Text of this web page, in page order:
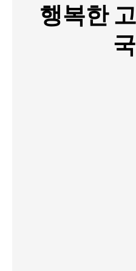
행복한